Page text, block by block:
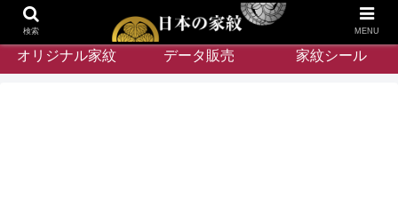
オリジナル家紋 データ販売 家紋シール
検索 MENU